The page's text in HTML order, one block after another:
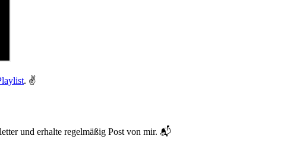
. ✌️
und erhalte regelmäßig Post von mir. 📬